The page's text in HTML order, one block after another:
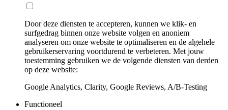
Door deze diensten te accepteren, kunnen we klik- en
surfgedrag binnen onze website volgen en anoniem
analyseren om onze website te optimaliseren en de algehele
gebruikerservaring voortdurend te verbeteren. Met jouw
toestemming gebruiken we de volgende diensten van derden
op deze website:
Google Analytics, Clarity, Google Reviews, A/B-Testing
Functioneel